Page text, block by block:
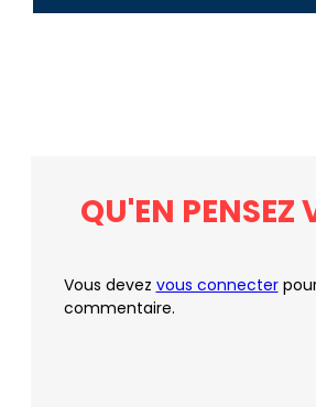
QU'EN PENSEZ
Vous devez vous connecter
commentaire.